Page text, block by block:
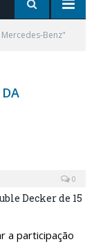
Benz"
0
Decker de 15
a participação